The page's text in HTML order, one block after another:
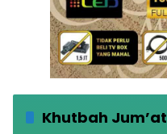
Khutbah Jum’at